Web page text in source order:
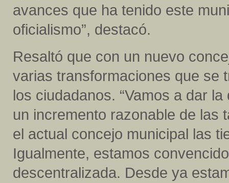
avances que ha tenido este
oficialismo”, destacó.
Resaltó que con un nuevo
varias transformaciones que se
los ciudadanos. “Vamos a dar
un incremento razonable de las
el actual concejo municipal las
Igualmente, estamos
descentralizada. Desde ya